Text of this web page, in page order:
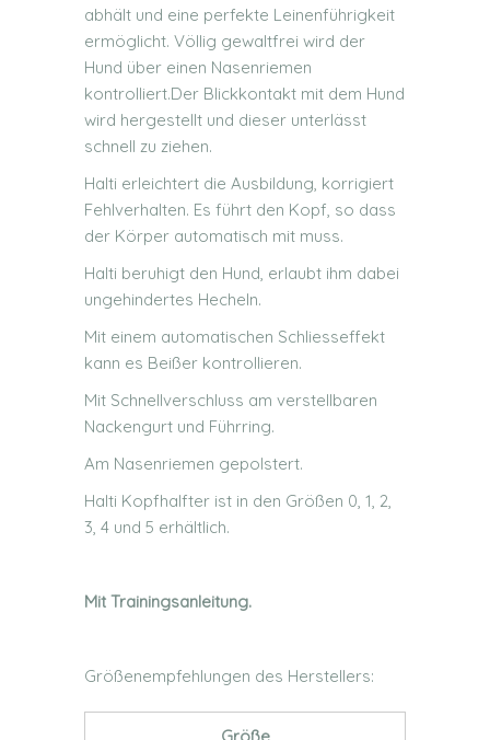
abhält und eine perfekte Leinenführigkeit
ermöglicht. Völlig gewaltfrei wird der
Hund über einen Nasenriemen
kontrolliert.Der Blickkontakt mit dem Hund
wird hergestellt und dieser unterlässt
schnell zu ziehen.
Halti erleichtert die Ausbildung, korrigiert
Fehlverhalten. Es führt den Kopf, so dass
der Körper automatisch mit muss.
Halti beruhigt den Hund, erlaubt ihm dabei
ungehindertes Hecheln.
Mit einem automatischen Schliesseffekt
kann es Beißer kontrollieren.
Mit Schnellverschluss am verstellbaren
Nackengurt und Führring.
Am Nasenriemen gepolstert.
Halti Kopfhalfter ist in den Größen 0, 1, 2,
3, 4 und 5 erhältlich.
Mit Trainingsanleitung.
Größenempfehlungen des Herstellers:
Größe